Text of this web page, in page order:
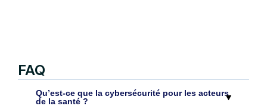
FAQ
Qu’est-ce que la cybersécurité pour les acteurs
de la santé ?